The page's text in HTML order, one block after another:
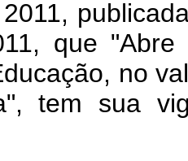
que
no
tem sua